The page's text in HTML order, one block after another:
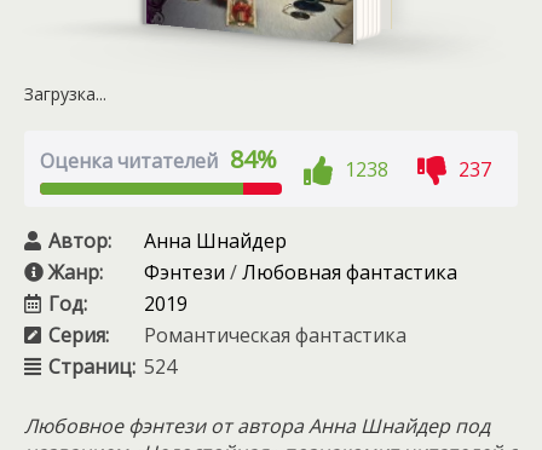
Загрузка...
Оценка читателей 84% 1238 237
Автор:
Анна Шнайдер
Жанр:
Фэнтези /Любовная фантастика
Год:
2019
Серия:
Романтическая фантастика
Страниц: 524
Любовное фэнтези от автора Анна Шнайдер под